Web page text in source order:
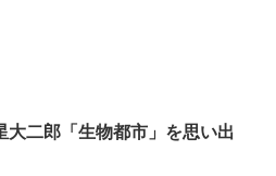
二郎「生物都市」を思い出